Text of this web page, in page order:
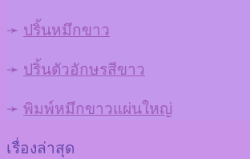
➛ ปริ้นหมึกขาว
➛ ปริ้นตัวอักษรสีขาว
➛ พิมพ์หมึกขาวแผ่นใหญ่
เรื่องล่าสุด